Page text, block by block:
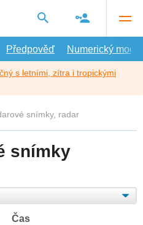
Předpověď Numerický model
s letními, zítra i tropickými
snímky, radar
snímky
Čas